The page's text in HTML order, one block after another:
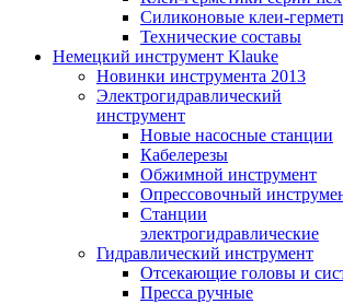
Силиконовые клеи-
Технические составы
Немецкий инструмент Klauke
Новинки инструмента 2013
Электрогидравлический
инструмент
Новые насосные станции
Кабелерезы
Обжимной инструмент
Опрессовочный
Станции
электрогидравлические
Гидравлический инструмент
Отсекающие головы и
Пресса ручные